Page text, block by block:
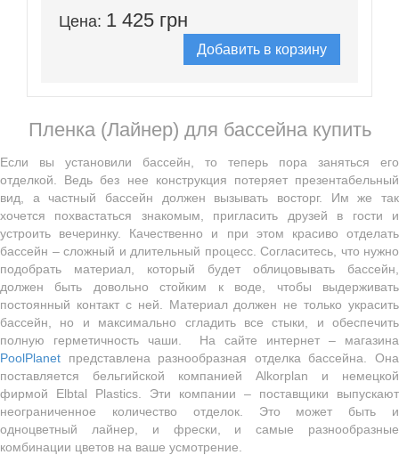
Цена: 1 425 грн
Добавить в корзину
Пленка (Лайнер) для бассейна купить
Если вы установили бассейн, то теперь пора заняться его
отделкой. Ведь без нее конструкция потеряет презентабельный
вид, а частный бассейн должен вызывать восторг. Им же так
хочется похвастаться знакомым, пригласить друзей в гости и
устроить вечеринку. Качественно и при этом красиво отделать
бассейн – сложный и длительный процесс. Согласитесь, что нужно
подобрать материал, который будет облицовывать бассейн,
должен быть довольно стойким к воде, чтобы выдерживать
постоянный контакт с ней. Материал должен не только украсить
бассейн, но и максимально сгладить все стыки, и обеспечить
полную герметичность чаши. На сайте интернет – магазина
PoolPlanet представлена разнообразная отделка бассейна. Она
поставляется бельгийской компанией Alkorplan и немецкой
фирмой Elbtal Plastics. Эти компании – поставщики выпускают
неограниченное количество отделок. Это может быть и
одноцветный лайнер, и фрески, и самые разнообразные
комбинации цветов на ваше усмотрение.